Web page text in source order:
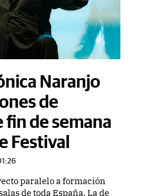
Naranjo
de
fin de semana
Festival
paralelo a formación
de toda España. La de